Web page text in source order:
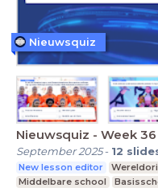
Nieuwsquiz - Week 36
September 2025- 12
New lesson editor
Middelbare school
Nieuwsquiz